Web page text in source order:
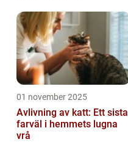
01 november 2025
Avlivning av katt: Ett sista
farväl i hemmets lugna
vrå